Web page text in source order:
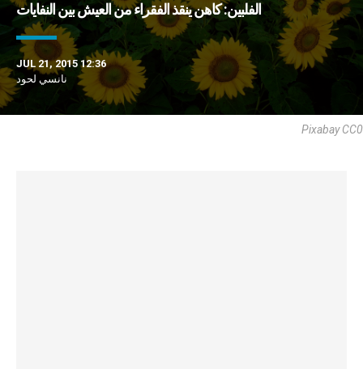
الفلبين: كاهن ينقذ الفقراء من العيش بين النفايات
JUL 21, 2015 12:36
نانسي لحود
Pixabay CC0